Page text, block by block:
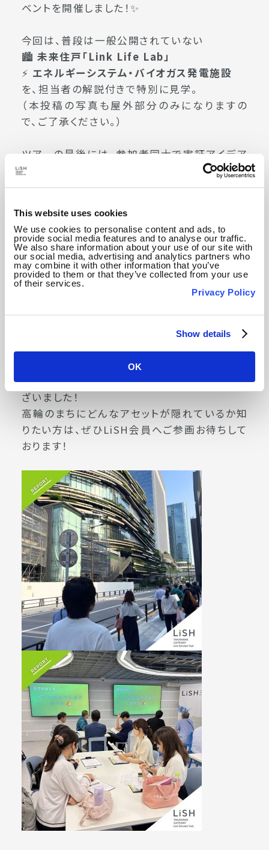
This website uses cookies
We use cookies to personalise content and ads, to
provide social media features and to analyse our traffic.
We also share information about your use of our site with
our social media, advertising and analytics partners who
may combine it with other information that you’ve
provided to them or that they’ve collected from your use
of their services.
Privacy Policy
Show details
OK
ベントを開催しました！✨
今回は、普段は一般公開されていない
🏙️ 未来住戸「Link Life Lab」
⚡ エネルギーシステム・バイオガス発電施設
を、担当者の解説付きで特別に見学。
（本投稿の写真も屋外部分のみになりますの
で、ご了承ください。）
ツアーの最後には、参加者同士で実証アイデア
を考えるワークショップ、交流会も実施！
実際に現場を見て、担当者のリアルな話を聞く
得られる貴重な機会となりました。
📣参加者の声
💬「未来の住戸で実際に実証したいアイデア思
いついた！」
💬「エネルギー施設は普段見られないので貴重
だった。ゴミの分別の必要性が身に染みた」
💬「高輪ゲートウェイへの理解が深まり、最高の
イベントでした！」
ご参加いただいた皆さま、本当にありがとうご
ざいました！
高輪のまちにどんなアセットが隠れているか知
りたい方は、ぜひLiSH会員へご参画お待ちして
おります！